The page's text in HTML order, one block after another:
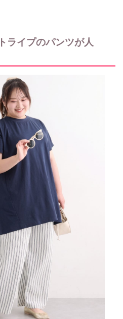
ライプのパンツが人